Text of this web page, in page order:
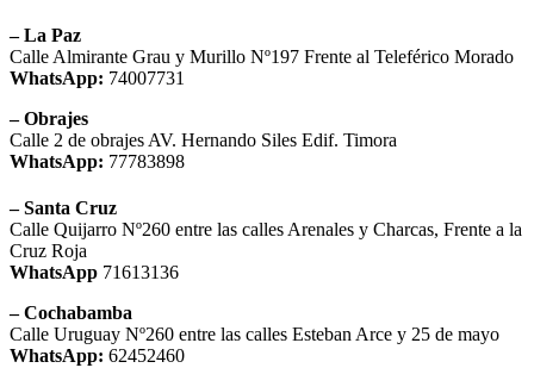
– La Paz
Calle Almirante Grau y Murillo Nº197 Frente al Teleférico Morado
WhatsApp: 74007731
– Obrajes
Calle 2 de obrajes AV. Hernando Siles Edif. Timora
WhatsApp: 77783898
– Santa Cruz
Calle Quijarro Nº260 entre las calles Arenales y Charcas, Frente a la
Cruz Roja
WhatsApp 71613136
– Cochabamba
Calle Uruguay Nº260 entre las calles Esteban Arce y 25 de mayo
WhatsApp: 62452460